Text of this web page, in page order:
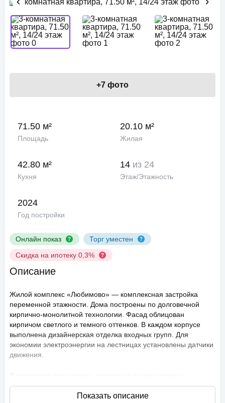
Онлайн показ
Торг уместен
Скидка на ипотеку 0,3%
+7 фото
71.50 м²
Площадь
20.10 м²
Жилая
42.80 м²
Кухня
14 из 24
Этаж/Этажность
2024
Год постройки
Описание
Жилой комплекс «Любимово» — комплексная застройка
переменной этажности. Дома построены по долговечной
кирпично-монолитной технологии. Фасад облицован
кирпичом светлого и темного оттенков. В каждом корпусе
выполнена дизайнерская отделка входных групп. Для
экономии электроэнергии на лестницах установлены датчики
движения.
решений: в наличии квартиры, как классического типа, так и
европланировки. Они сдаются с подчистовой отделкой,